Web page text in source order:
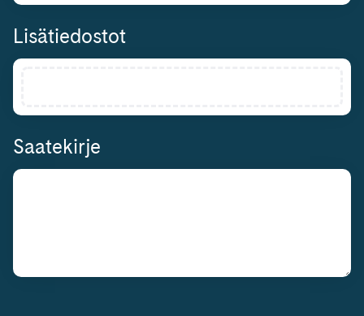
Lisätiedostot
Saatekirje